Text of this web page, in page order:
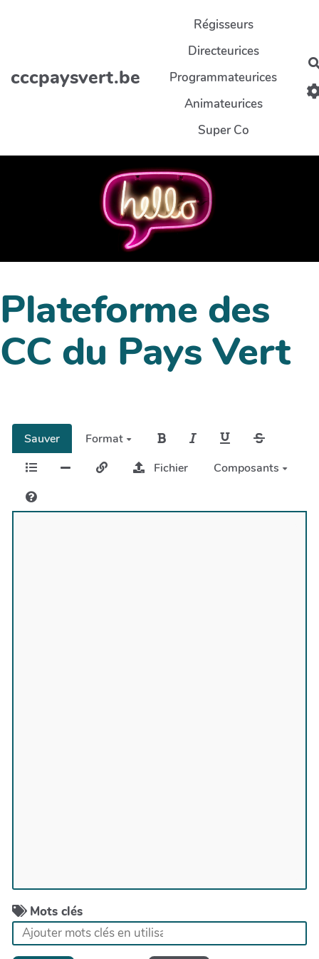
cccpaysvert.be
Régisseurs
Directeurices
Programmateurices
Animateurices
Super Co
Plateforme des
CC du Pays Vert
Sauver
Format
Fichier
Composants
Mots clés